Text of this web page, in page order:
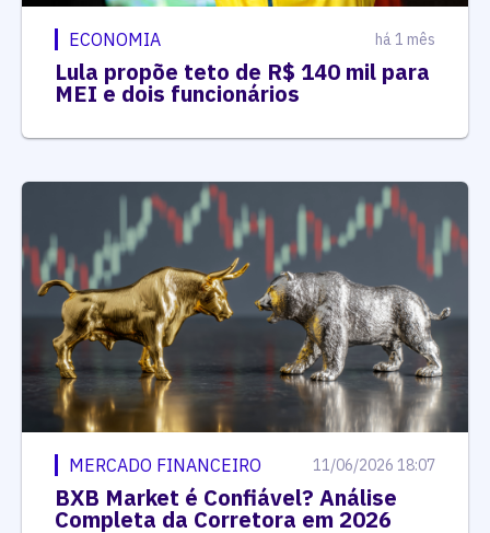
ECONOMIA há 1 mês
Lula propõe teto de R$ 140 mil para
MEI e dois funcionários
MERCADO FINANCEIRO 11/06/2026 18:07
BXB Market é Confiável? Análise
Completa da Corretora em 2026